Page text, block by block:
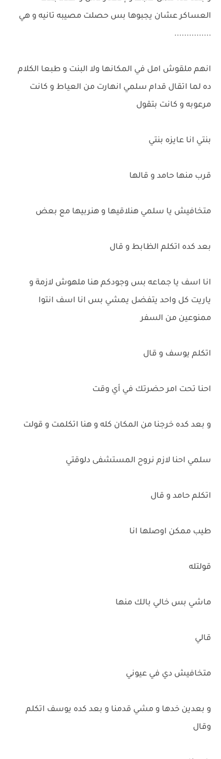
العساكر عشان يجبوها بس حصلت مصيبه تانيه و هي
...............
انهم ملقوش امل في المكانها ولا البنت و طبعا الكلام
ده لما اتقال قدام سلمي انهارت من العياط و كانت
مرعوبه و كانت بتقول
بنتي انا عايزه بنتي
قرب منها حامد و قالها
متخافيش يا سلمي هنلاقيها و هنربيها مع بعض
بعد كده اتكلم الظابط و قال
انا اسف يا جماعه بس وجودكم هنا ملهوش لازمة و
ياريت كل واحد يتفضل يمشي بس انا اسف انتوا
ممنوعين من السفر
اتكلم يوسف و قال
احنا تحت امر حضرتك في أي وقت
و بعد كده خرجنا من المكان كله و هنا اتكلمت و قولت
سلمي احنا لازم نروح المستشفى دلوقتي
اتكلم حامد و قال
طيب ممكن اوصلها انا
قولتله
ماشي بس خالي بالك منها
قالي
متخافيش دي في عيوني
و بعدين خدها و مشي قدمنا و بعد كده يوسف اتكلم
وقال